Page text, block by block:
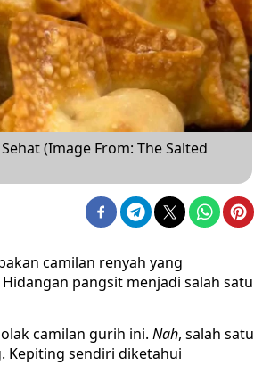
(Image From: The Salted
camilan renyah yang
pangsit menjadi salah satu
camilan gurih ini. Nah, salah satu
Kepiting sendiri diketahui